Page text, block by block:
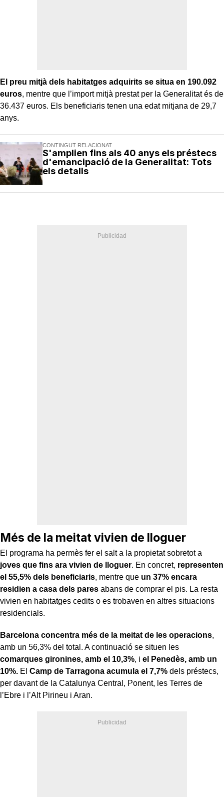
El preu mitjà dels habitatges adquirits se situa en 190.092
euros, mentre que l’import mitjà prestat per la Generalitat és de
36.437 euros. Els beneficiaris tenen una edat mitjana de 29,7
anys.
CONTINGUT RELACIONAT
S'amplien fins als 40 anys els préstecs
d'emancipació de la Generalitat: Tots
els detalls
Més de la meitat vivien de lloguer
El programa ha permès fer el salt a la propietat sobretot a
joves que fins ara vivien de lloguer. En concret, representen
el 55,5% dels beneficiaris, mentre que un 37% encara
residien a casa dels pares abans de comprar el pis. La resta
vivien en habitatges cedits o es trobaven en altres situacions
residencials.
Barcelona concentra més de la meitat de les operacions,
amb un 56,3% del total. A continuació se situen les
comarques gironines, amb el 10,3%, i el Penedès, amb un
10%. El Camp de Tarragona acumula el 7,7% dels préstecs,
per davant de la Catalunya Central, Ponent, les Terres de
l’Ebre i l’Alt Pirineu i Aran.